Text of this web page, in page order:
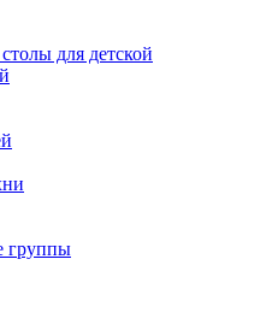
для детской
группы